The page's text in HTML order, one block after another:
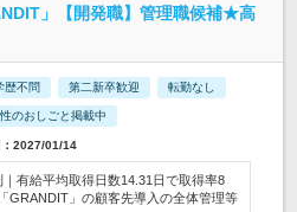
」【開発職】管理職候補★高
歴不問 第二新卒歓迎 転勤なし
のおしごと掲載中
2027/01/14
｜有給平均取得日数14.31日で取得率8
GRANDIT」の顧客先導入の全体管理等